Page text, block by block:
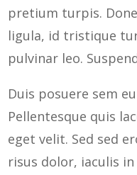
pretium turpis.
ligula, id tristique
pulvinar leo.
Duis posuere sem
Pellentesque quis
eget velit. Sed sed
risus dolor, iaculis